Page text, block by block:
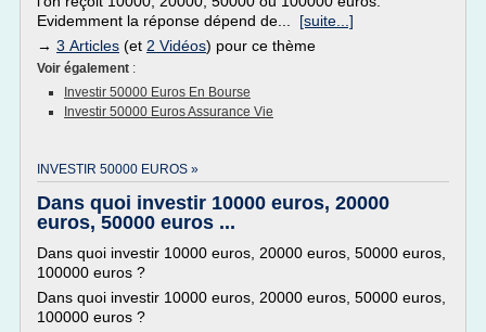
Evidemment la réponse dépend de... [suite...]
→ 3 Articles (et 2 Vidéos) pour ce thème
Voir également :
Investir 50000 Euros En Bourse
Investir 50000 Euros Assurance Vie
INVESTIR 50000 EUROS »
Dans quoi investir 10000 euros, 20000
euros, 50000 euros ...
Dans quoi investir 10000 euros, 20000 euros, 50000 euros,
100000 euros ?
Dans quoi investir 10000 euros, 20000 euros, 50000 euros,
100000 euros ?